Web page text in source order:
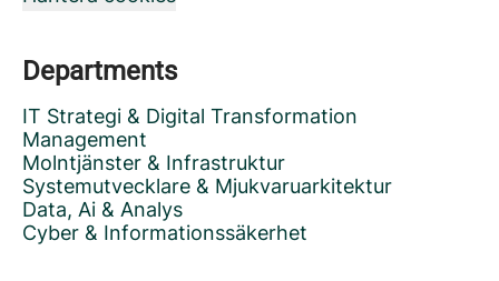
Departments
IT Strategi & Digital Transformation
Management
Molntjänster & Infrastruktur
Systemutvecklare & Mjukvaruarkitektur
Data, Ai & Analys
Cyber & Informationssäkerhet